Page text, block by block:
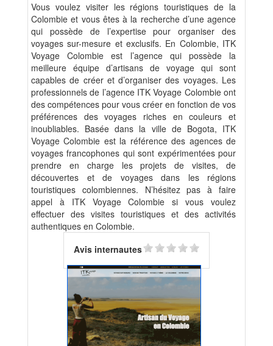
Vous voulez visiter les régions touristiques de la
Colombie et vous êtes à la recherche d’une agence
qui possède de l’expertise pour organiser des
voyages sur-mesure et exclusifs. En Colombie, ITK
Voyage Colombie est l’agence qui possède la
meilleure équipe d’artisans de voyage qui sont
capables de créer et d’organiser des voyages. Les
professionnels de l’agence ITK Voyage Colombie ont
des compétences pour vous créer en fonction de vos
préférences des voyages riches en couleurs et
inoubliables. Basée dans la ville de Bogota, ITK
Voyage Colombie est la référence des agences de
voyages francophones qui sont expérimentées pour
prendre en charge les projets de visites, de
découvertes et de voyages dans les régions
touristiques colombiennes. N’hésitez pas à faire
appel à ITK Voyage Colombie si vous voulez
effectuer des visites touristiques et des activités
authentiques en Colombie.
Avis internautes